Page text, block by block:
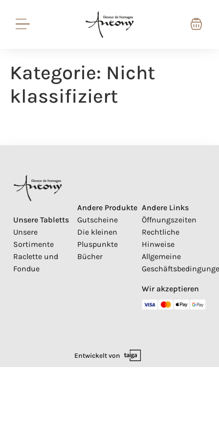
Kategorie: Nicht
klassifiziert
Unsere Tabletts
Unsere
Sortimente
Raclette und
Fondue
Andere Produkte
Gutscheine
Die kleinen
Pluspunkte
Bücher
Andere Links
Öffnungszeiten
Rechtliche
Hinweise
Allgemeine
Wir akzeptieren
Entwickelt von